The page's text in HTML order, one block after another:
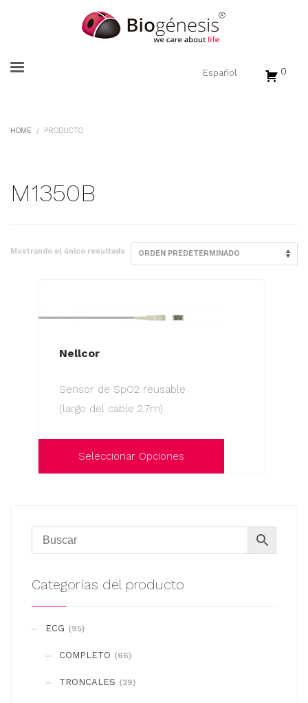
0
HOME PRODUCTO
M1350B
Mostrando el único resultado
Nellcor
Sensor de SpO2 reusable
(largo del cable 2,7m).
Seleccionar Opciones
múltiples
Las
pueden
elegir
Categorías del producto
ECG (95)
COMPLETO (66)
TRONCALES (29)